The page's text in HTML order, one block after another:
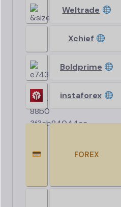
Weltrade
Xchief
Boldprime
instaforex
FOREX